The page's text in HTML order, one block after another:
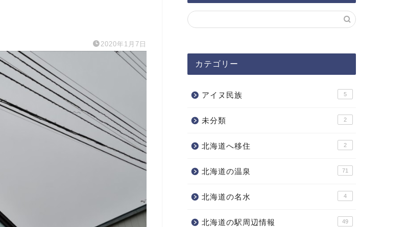
2020年1月7日
カテゴリー
アイヌ民族 5
未分類 2
北海道へ移住 2
北海道の温泉 71
北海道の名水 4
北海道の駅周辺情報 49